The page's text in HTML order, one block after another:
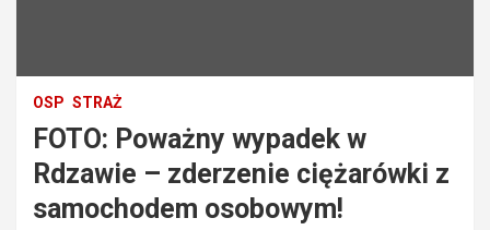
OSP STRAŻ
FOTO: Poważny wypadek w
Rdzawie – zderzenie ciężarówki z
samochodem osobowym!